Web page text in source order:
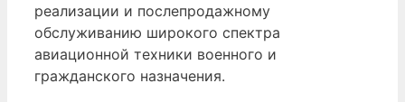
реализации и послепродажному
обслуживанию широкого спектра
авиационной техники военного и
гражданского назначения.